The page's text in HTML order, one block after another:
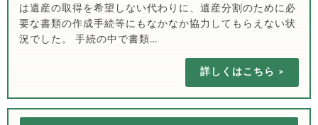
は遺産の取得を希望しない代わりに、遺産分割のために必
要な書類の作成手続等にもなかなか協力してもらえない状
況でした。 手続の中で書類…
詳しくはこちら